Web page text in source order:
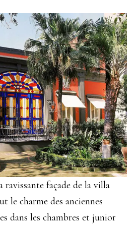
façade de la villa
le charme des anciennes
dans les chambres et junior